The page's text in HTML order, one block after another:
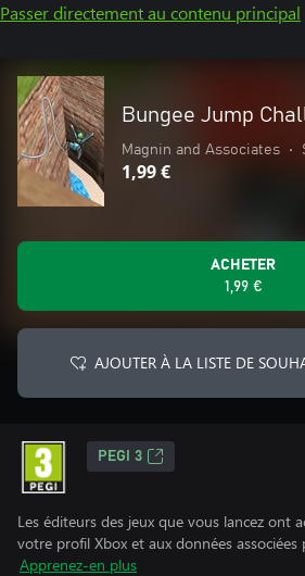
Passer directement au contenu principal
Bungee Jump
Magnin and Associates •
1,99 €
ACHETER
1,99 €
AJOUTER À LA LISTE DE
PEGI 3
Les éditeurs des jeux que vous lancez ont
votre profil Xbox et aux données
Apprenez-en plus